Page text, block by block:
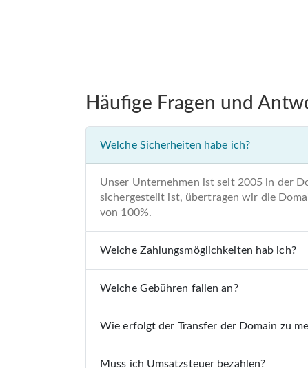
Häufige Fragen und
Welche Sicherheiten habe ich?
Unser Unternehmen ist seit 2005 in der
sichergestellt ist, übertragen wir die
von 100%.
Welche Zahlungsmöglichkeiten hab ich?
Welche Gebühren fallen an?
Wie erfolgt der Transfer der Domain zu
Muss ich Umsatzsteuer bezahlen?